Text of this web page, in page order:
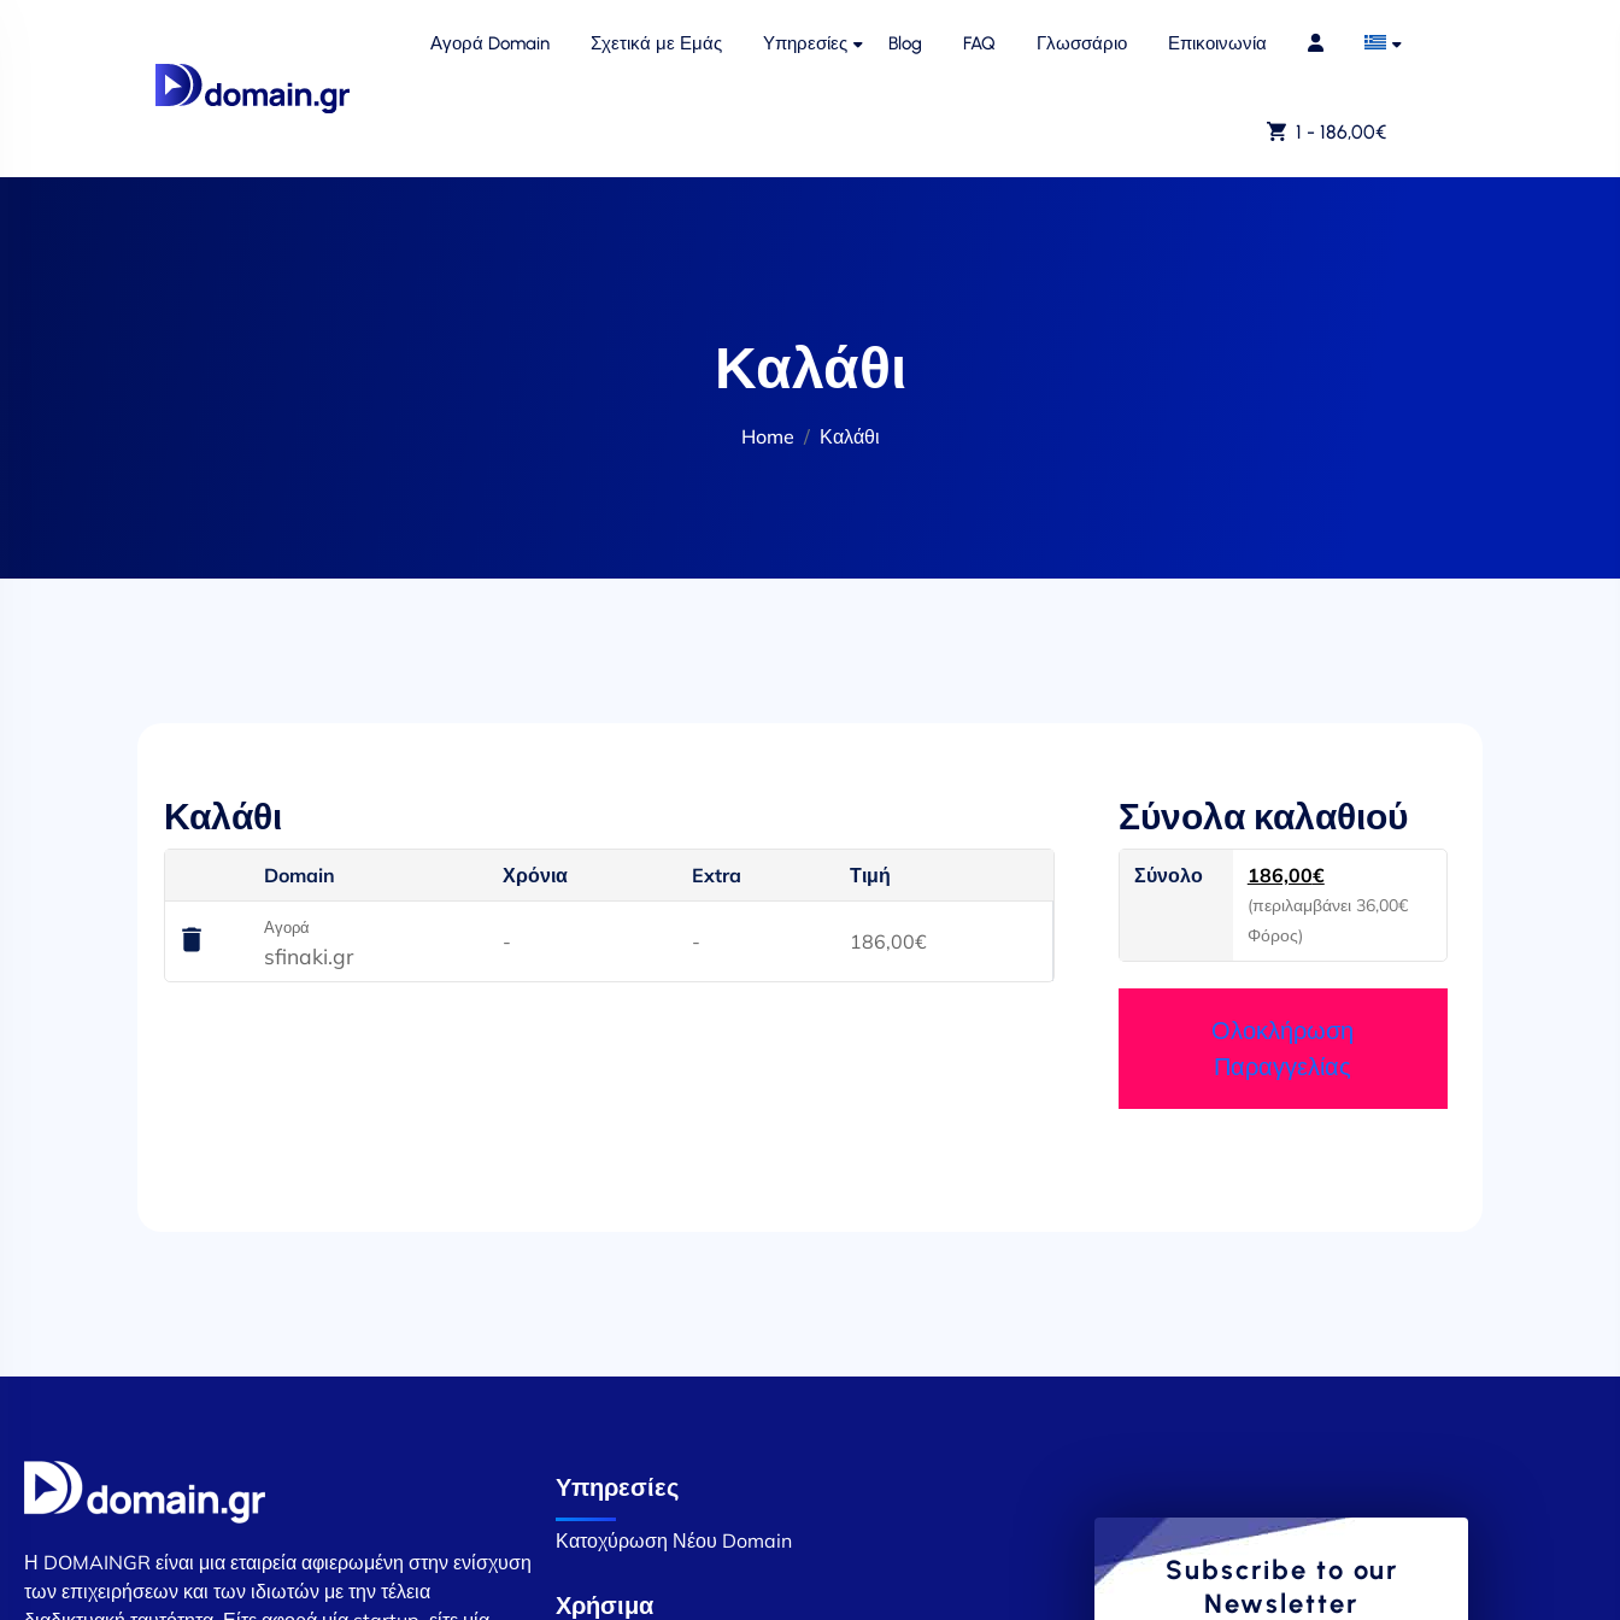
Αγορά Domain Σχετικά με Εμάς Υπηρεσίες Blog FAQ Γλωσσάριο Επικοινωνία
1 - 186,00€
Καλάθι
Home Καλάθι
Καλάθι
Domain Χρόνια Extra Τιμή
Αγορά
sfinaki.gr
- - 186,00€
Σύνολα καλαθιού
Σύνολο 186,00€
(περιλαμβάνει 36,00€
Φόρος)
Ολοκλήρωση
Παραγγελίας
Η DOMAINGR είναι μια εταιρεία αφιερωμένη στην ενίσχυση
των επιχειρήσεων και των ιδιωτών με την τέλεια
Υπηρεσίες
Κατοχύρωση Νέου Domain
Χρήσιμα
Subscribe to our
Newsletter